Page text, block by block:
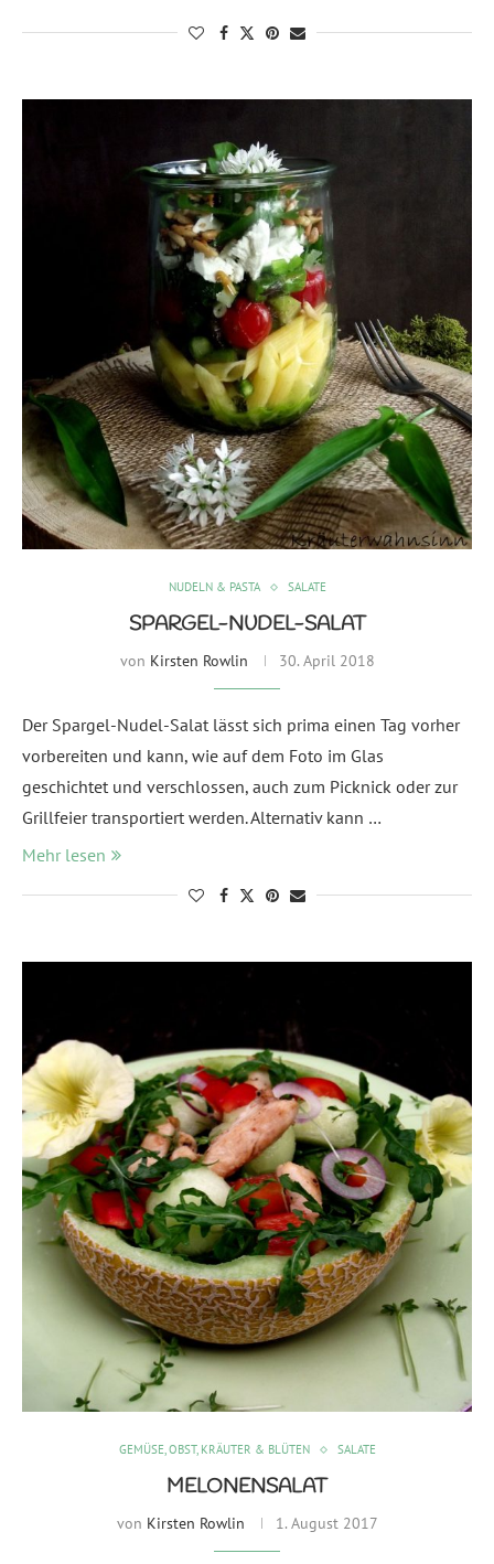
NUDELN & PASTA SALATE
SPARGEL-NUDEL-SALAT
von Kirsten Rowlin 30. April 2018
Der Spargel-Nudel-Salat lässt sich prima einen Tag vorher
vorbereiten und kann, wie auf dem Foto im Glas
geschichtet und verschlossen, auch zum Picknick oder zur
Grillfeier transportiert werden. Alternativ kann …
Mehr lesen
GEMÜSE, OBST, KRÄUTER & BLÜTEN SALATE
MELONENSALAT
von Kirsten Rowlin 1. August 2017